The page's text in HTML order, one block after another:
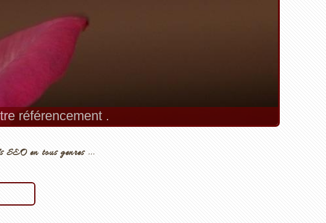
référencement .
SEO en tous genres ...